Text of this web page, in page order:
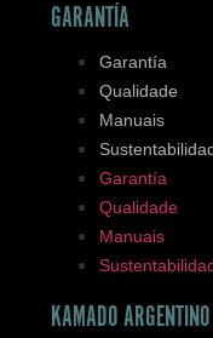
GARANTÍA
Garantía
Qualidade
Manuais
Garantía
Qualidade
Manuais
KAMADO ARGENTINO